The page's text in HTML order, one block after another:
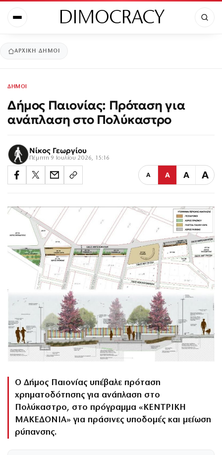
DIMOCRACY
ΑΡΧΙΚΉ ΔΗΜΟΙ
ΔΗΜΟΙ
Δήμος Παιονίας: Πρόταση για
ανάπλαση στο Πολύκαστρο
Νίκος Γεωργίου
Πέμπτη 9 Ιουλίου 2026, 15:16
Α Α Α Α
Ο Δήμος Παιονίας υπέβαλε πρόταση
χρηματοδότησης για ανάπλαση στο
Πολύκαστρο, στο πρόγραμμα «ΚΕΝΤΡΙΚΗ
ΜΑΚΕΔΟΝΙΑ» για πράσινες υποδομές και μείωση
ρύπανσης.